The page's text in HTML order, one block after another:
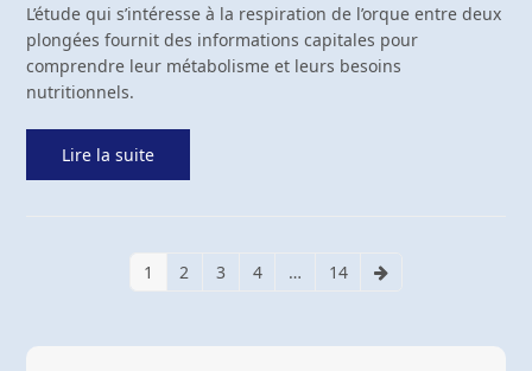
L’étude qui s’intéresse à la respiration de l’orque entre deux
plongées fournit des informations capitales pour
comprendre leur métabolisme et leurs besoins
nutritionnels.
Lire la suite
Page
1 Page
2 Page
3 Page
4 … Page
14 Suivant